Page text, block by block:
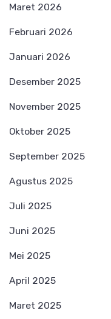
Maret 2026
Februari 2026
Januari 2026
Desember 2025
November 2025
Oktober 2025
September 2025
Agustus 2025
Juli 2025
Juni 2025
Mei 2025
April 2025
Maret 2025